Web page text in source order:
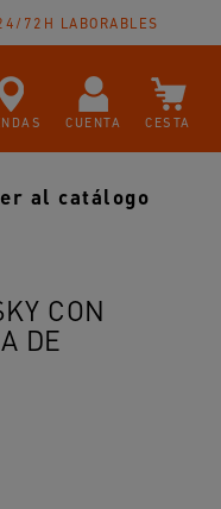
72H LABORABLES
CESTA
CUENTA
al catálogo
CON
DE